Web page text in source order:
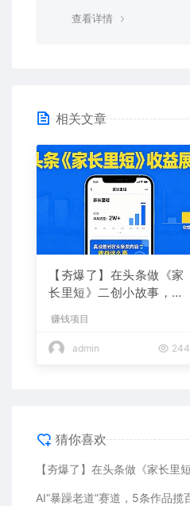
查看详情
相关文章
【夯爆了】在头条做《家
长里短》二创小故事，这
赚钱项目
admin 244
猜你喜欢